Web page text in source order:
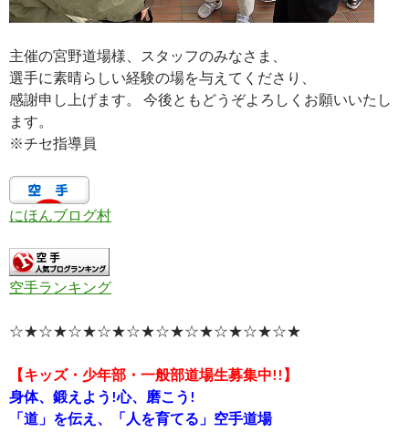
主催の宮野道場様、スタッフのみなさま、
選手に素晴らしい経験の場を与えてくださり、
感謝申し上げます。 今後ともどうぞよろしくお願いいたし
ます。
※チセ指導員
にほんブログ村
空手ランキング
☆★☆★☆★☆★☆★☆★☆★☆★☆★☆★
【キッズ・少年部・一般部道場生募集中!!】
身体、鍛えよう!心、磨こう!
「道」を伝え、「人を育てる」空手道場